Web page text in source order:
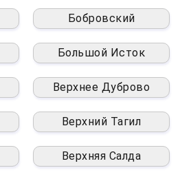
Бобровский
Большой Исток
Верхнее Дуброво
Верхний Тагил
Верхняя Салда